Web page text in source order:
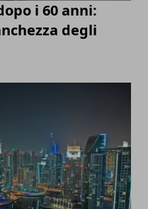
i 60 anni:
degli